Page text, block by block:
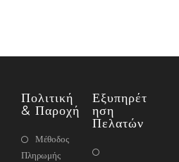
Πολιτική
& Παροχή
Μέθοδος
Πληρωμής
Εξυπηρέτ
Ηση
Πελατών